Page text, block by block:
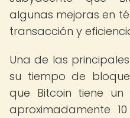
algunas mejoras en
transacción y
Una de las
su tiempo de
que Bitcoin tiene
aproximadamente